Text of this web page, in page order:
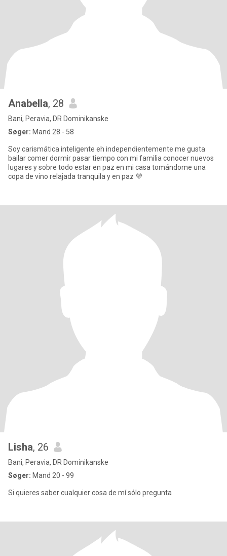
Anabella, 28
Bani, Peravia, DR Dominikanske
Søger: Mand 28 - 58
Soy carismática inteligente eh independientemente me gusta
bailar comer dormir pasar tiempo con mi familia conocer nuevos
lugares y sobre todo estar en paz en mi casa tomándome una
copa de vino relajada tranquila y en paz 💜
Lisha, 26
Bani, Peravia, DR Dominikanske
Søger: Mand 20 - 99
Si quieres saber cualquier cosa de mí sólo pregunta